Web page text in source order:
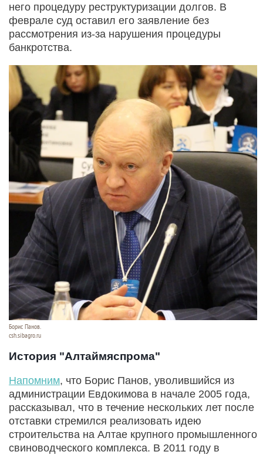
него процедуру реструктуризации долгов. В
феврале суд оставил его заявление без
рассмотрения из-за нарушения процедуры
банкротства.
Борис Панов.
csh.sibagro.ru
История "Алтаймяспрома"
Напомним, что Борис Панов, уволившийся из
администрации Евдокимова в начале 2005 года,
рассказывал, что в течение нескольких лет после
отставки стремился реализовать идею
строительства на Алтае крупного промышленного
свиноводческого комплекса. В 2011 году в